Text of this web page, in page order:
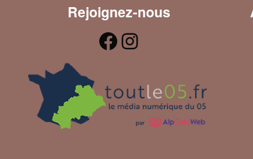
Rejoignez-nous